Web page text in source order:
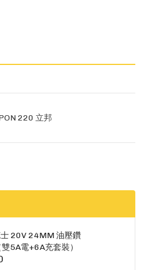
220 立邦
士 20V 24MM 油壓鑽
5A電+6A充套裝）